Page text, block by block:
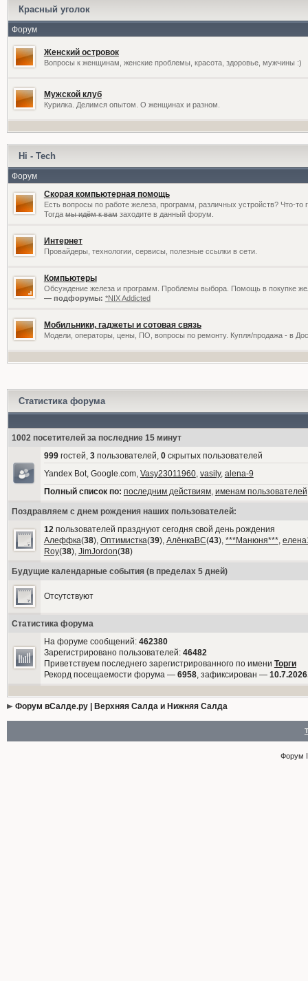
Красный уголок
Форум
Женский островок
Вопросы к женщинам, женские проблемы, красота, здоровье, мужчины :)
Мужской клуб
Курилка. Делимся опытом. О женщинах и разном.
Hi - Tech
Форум
Скорая компьютерная помощь
Есть вопросы по работе железа, программ, различных устройств? Что-то
Тогдамы идём к вамзаходите в данный форум.
Интернет
Провайдеры, технологии, сервисы, полезные ссылки в сети.
Компьютеры
Обсуждение железа и программ. Проблемы выбора. Помощь в покупке
— подфорумы: *NIX Addicted
Мобильники, гаджеты и сотовая связь
Модели, операторы, цены, ПО, вопросы по ремонту. Купля/продажа - в
Статистика форума
1002 посетителей за последние 15 минут
999гостей, 3пользователей, 0скрытых пользователей
Yandex Bot, Google.com, Vasy23011960, vasily, alena-9
Полный список по: последним действиям, именам пользователей
Поздравляем с днем рождения наших пользователей:
12пользователей празднуют сегодня свой день рождения
Алеффка(38), Оптимистка(39), АлёнкаВС(43), ***Манюня***,
Roy(38), JimJordon(38)
Будущие календарные события (в пределах 5 дней)
Отсутствуют
Статистика форума
На форуме сообщений: 462380
Зарегистрировано пользователей: 46482
Приветствуем последнего зарегистрированного по имени Торги
Рекорд посещаемости форума — 6958, зафиксирован —
Форум вСалде.ру | Верхняя Салда и Нижняя Салда
Форум